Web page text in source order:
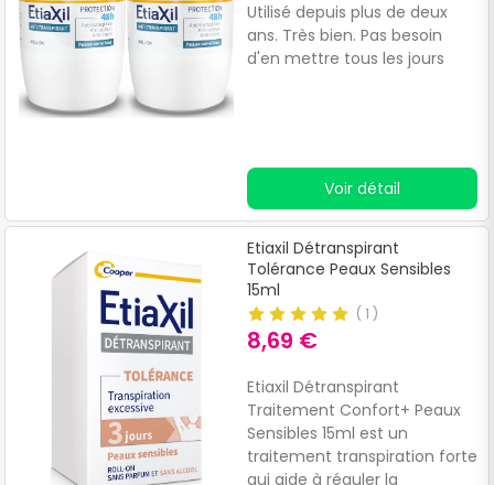
Utilisé depuis plus de deux
ans. Très bien. Pas besoin
d'en mettre tous les jours
Voir détail
Etiaxil Détranspirant
Tolérance Peaux Sensibles
15ml
( 1 )
8,69 €
Etiaxil Détranspirant
Traitement Confort+ Peaux
Sensibles 15ml est un
traitement transpiration forte
qui aide à réguler la